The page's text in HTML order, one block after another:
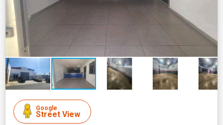
Google
Street View